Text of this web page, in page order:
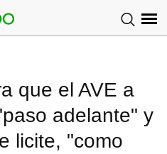
que el AVE a
adelante" y
licite, "como